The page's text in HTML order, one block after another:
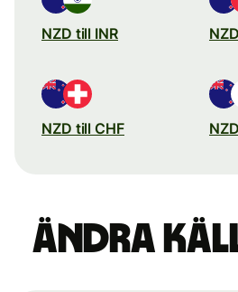
NZD till INR
NZD till CHF
Ändra